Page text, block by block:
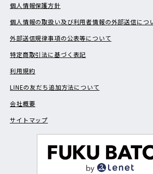
個人情報保護方針
個人情報の取扱い及び利用者情報の外部送信につ
外部送信規律事項の公表等について
特定商取引法に基づく表記
利用規約
LINEの友だち追加方法について
会社概要
サイトマップ